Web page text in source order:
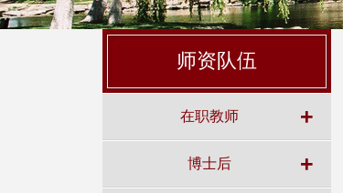
师资队伍
在职教师 +
博士后 +